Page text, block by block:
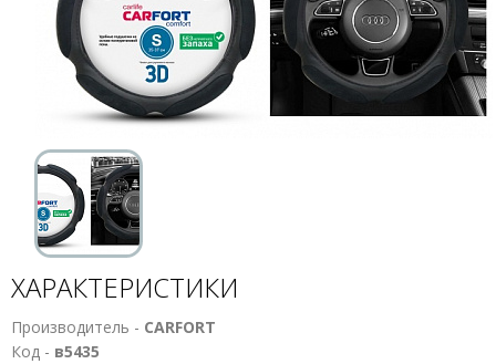
ХАРАКТЕРИСТИКИ
Производитель - CARFORT
Код - в5435